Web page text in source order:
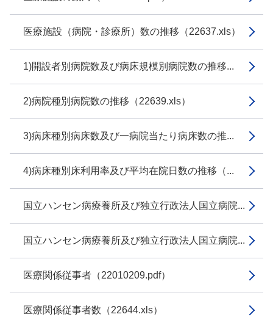
医療施設（病院・診療所）数の推移（22637.xls）
1)開設者別病院数及び病床規模別病院数の推移...
2)病院種別病院数の推移（22639.xls）
3)病床種別病床数及び一病院当たり病床数の推...
4)病床種別床利用率及び平均在院日数の推移（...
国立ハンセン病療養所及び独立行政法人国立病院...
国立ハンセン病療養所及び独立行政法人国立病院...
医療関係従事者（22010209.pdf）
医療関係従事者数（22644.xls）